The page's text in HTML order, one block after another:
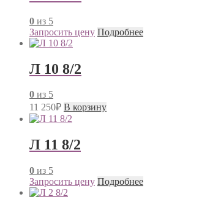
0 из 5
Запросить цену Подробнее
Л 10 8/2
0 из 5
11 250₽ В корзину
Л 11 8/2
0 из 5
Запросить цену Подробнее